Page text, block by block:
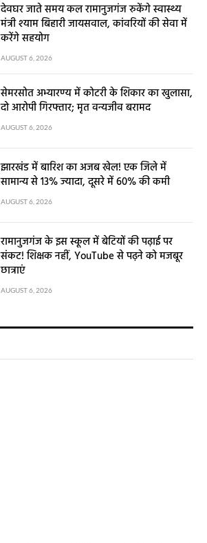
देवघर जाते समय कल रामानुजगंज रुकेंगे स्वास्थ्य
मंत्री श्याम बिहारी जायसवाल, कांवरियों की सेवा में
करेंगे सहयोग
AUGUST 6, 2026
सेमरसोत अभ्यारण्य में कोटरी के शिकार का खुलासा,
दो आरोपी गिरफ्तार; मृत वन्यजीव बरामद
AUGUST 6, 2026
झारखंड में बारिश का अजब खेल! एक जिले में
सामान्य से 13% ज्यादा, दूसरे में 60% की कमी
AUGUST 6, 2026
रामानुजगंज के इस स्कूल में बेटियों की पढ़ाई पर
संकट! शिक्षक नहीं, YouTube से पढ़ने को मजबूर
छात्राएं
AUGUST 6, 2026